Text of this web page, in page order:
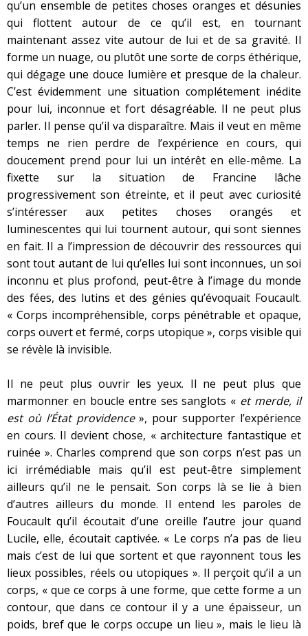
qu’un ensemble de petites choses oranges et désunies
qui flottent autour de ce qu’il est, en tournant
maintenant assez vite autour de lui et de sa gravité. Il
forme un nuage, ou plutôt une sorte de corps éthérique,
qui dégage une douce lumière et presque de la chaleur.
C’est évidemment une situation complétement inédite
pour lui, inconnue et fort désagréable. Il ne peut plus
parler. Il pense qu’il va disparaître. Mais il veut en même
temps ne rien perdre de l’expérience en cours, qui
doucement prend pour lui un intérêt en elle-même. La
fixette sur la situation de Francine lâche
progressivement son étreinte, et il peut avec curiosité
s’intéresser aux petites choses orangés et
luminescentes qui lui tournent autour, qui sont siennes
en fait. Il a l’impression de découvrir des ressources qui
sont tout autant de lui qu’elles lui sont inconnues, un soi
inconnu et plus profond, peut-être à l’image du monde
des fées, des lutins et des génies qu’évoquait Foucault.
« Corps incompréhensible, corps pénétrable et opaque,
corps ouvert et fermé, corps utopique », corps visible qui
se révèle là invisible.
Il ne peut plus ouvrir les yeux. Il ne peut plus que
marmonner en boucle entre ses sanglots « et merde, il
est où l’État providence», pour supporter l’expérience
en cours. Il devient chose, « architecture fantastique et
ruinée ». Charles comprend que son corps n’est pas un
ici irrémédiable mais qu’il est peut-être simplement
ailleurs qu’il ne le pensait. Son corps là se lie à bien
d’autres ailleurs du monde. Il entend les paroles de
Foucault qu’il écoutait d’une oreille l’autre jour quand
Lucile, elle, écoutait captivée. « Le corps n’a pas de lieu
mais c’est de lui que sortent et que rayonnent tous les
lieux possibles, réels ou utopiques ». Il perçoit qu’il a un
corps, « que ce corps à une forme, que cette forme a un
contour, que dans ce contour il y a une épaisseur, un
poids, bref que le corps occupe un lieu », mais le lieu là